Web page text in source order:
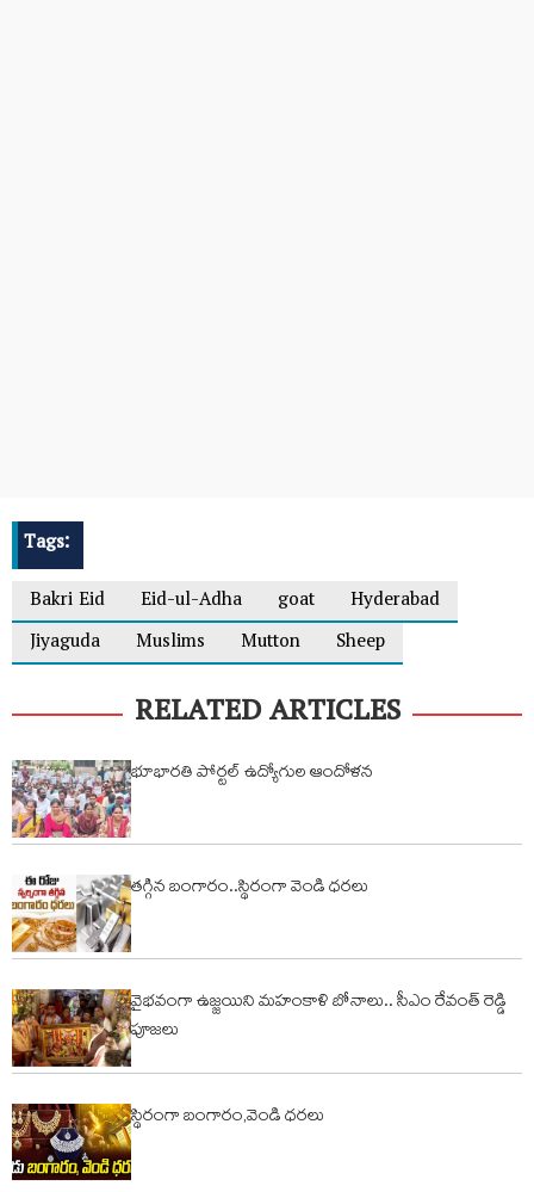
Tags:
Bakri Eid
Eid-ul-Adha goat
Hyderabad
Jiyaguda
Muslims Mutton Sheep
RELATED ARTICLES
భూభారతి పోర్టల్ ఉద్యోగుల ఆందోళన
తగ్గిన బంగారం..స్థిరంగా వెండి ధరలు
వైభవంగా ఉజ్జయిని మహంకాళి బోనాలు.. సీఎం రేవంత్ రెడ్డి
పూజలు
స్థిరంగా బంగారం,వెండి ధరలు